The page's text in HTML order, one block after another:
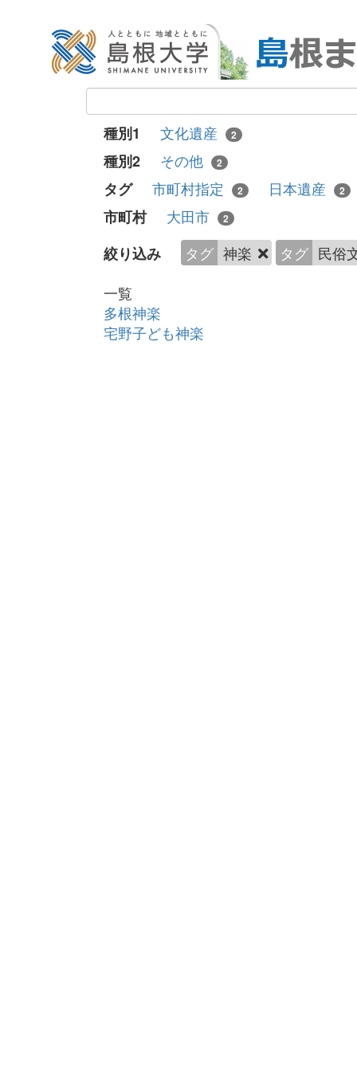
種別1 文化遺産 2
種別2 その他 2
タグ 市町村指定 2 日本遺産 2
市町村 大田市 2
絞り込み タグ 神楽 タグ 民俗
一覧
多根神楽
宅野子ども神楽